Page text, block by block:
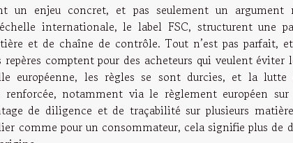
un enjeu concret, et pas seulement un argument
internationale, le label FSC, structurent une
et de chaîne de contrôle. Tout n’est pas parfait,
comptent pour des acheteurs qui veulent éviter
européenne, les règles se sont durcies, et la
renforcée, notamment via le règlement européen
de diligence et de traçabilité sur plusieurs
comme pour un consommateur, cela signifie plus de